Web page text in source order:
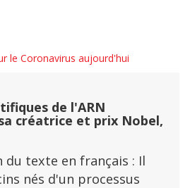
le Coronavirus aujourd'hui
de l'ARN
créatrice et prix Nobel,
texte en français : Il
nés d'un processus